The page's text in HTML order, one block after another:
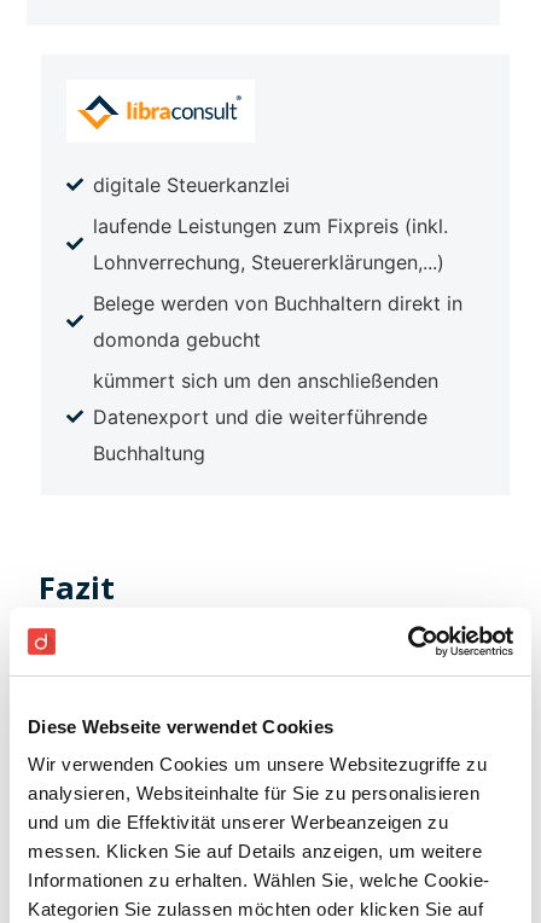
Diese Webseite verwendet Cookies
Wir verwenden Cookies um unsere Websitezugriffe zu
analysieren, Websiteinhalte für Sie zu personalisieren
und um die Effektivität unserer Werbeanzeigen zu
messen. Klicken Sie auf Details anzeigen, um weitere
Informationen zu erhalten. Wählen Sie, welche Cookie-
Kategorien Sie zulassen möchten oder klicken Sie auf
digitale Steuerkanzlei
laufende Leistungen zum Fixpreis (inkl.
Lohnverrechung, Steuererklärungen,...)
Belege werden von Buchhaltern direkt in
domonda gebucht
kümmert sich um den anschließenden
Datenexport und die weiterführende
Buchhaltung
Fazit
Durch die digitale Belegerfassung hat die
auf Knopfdruck und das Lager für die
Dokumentenablage konnte vollständig aufgelöst
werden. Die gesamte Buchhaltung konnte außerdem
durch die digitalen Arbeitsprozessean einem Standort
zentralisiert werden. Insgesamt hat Sportnahrung
durch die Reorganisation Ihrer Finanzabteilung die